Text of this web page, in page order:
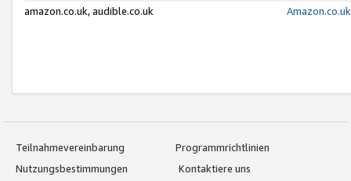
amazon.co.uk, audible.co.uk
Teilnahmevereinbarung
Programmrichtlinien
Nutzungsbestimmungen
Kontaktiere uns